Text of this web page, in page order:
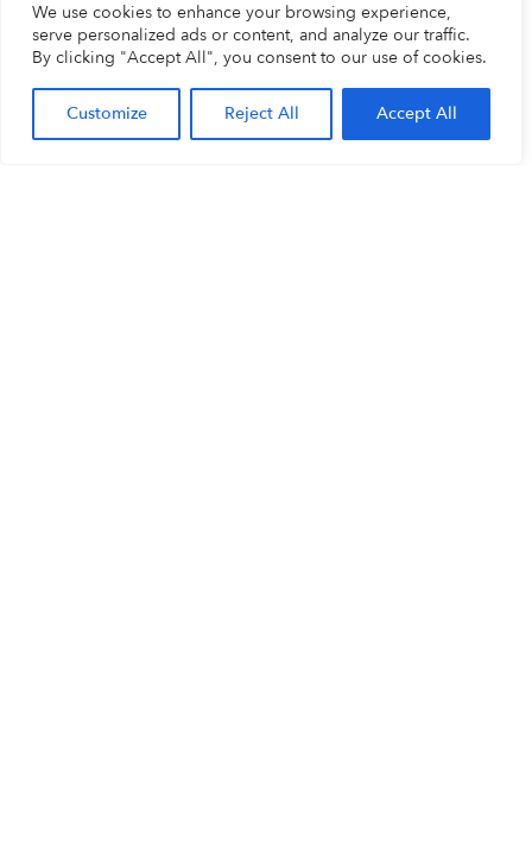
We use cookies to enhance your browsing experience,
serve personalized ads or content, and analyze our traffic.
By clicking "Accept All", you consent to our use of cookies.
Customize Reject All Accept All
Un tel niveau de personnalisation et de
service passe évidemment par la gestion de
toute une série de données. Dans le cas d’une
station-service, ces données englobent le